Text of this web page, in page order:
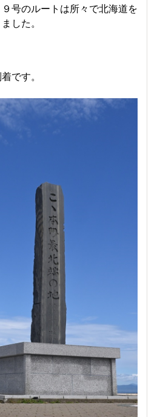
号のルートは所々で北海道を
した。
です。